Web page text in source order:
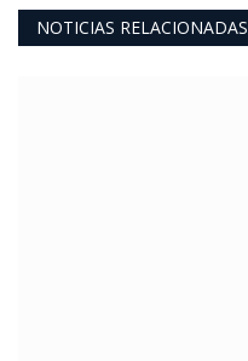
NOTICIAS RELACIONADAS